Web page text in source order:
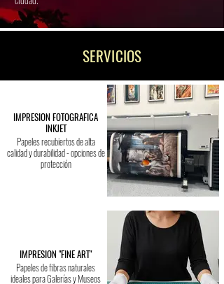
SERVICIOS
IMPRESION FOTOGRAFICA
INKJET
Papeles recubiertos de alta
calidad y durabilidad - opciones de
protección
IMPRESION "FINE ART"
Papeles de fibras naturales
ideales para Galerías y Museos